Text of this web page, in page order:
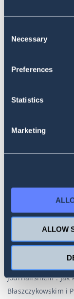
Selection
Necessary
Preferences
Statistics
Marketing
ALLOW
nadążyć za
ponieważ w
interesują mnie
kiedy jest to
Żeby zrobiło się
journalismem”. Jak
Błaszczykowskim i